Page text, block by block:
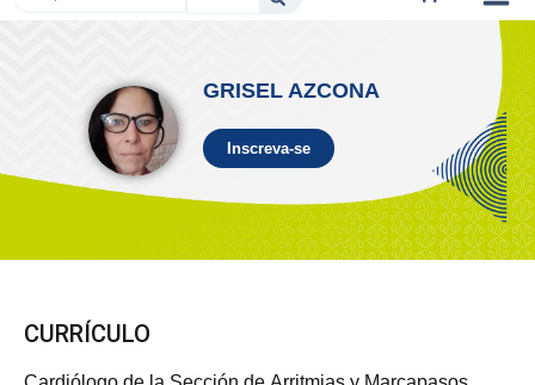
GRISEL AZCONA
Inscreva-se
CURRÍCULO